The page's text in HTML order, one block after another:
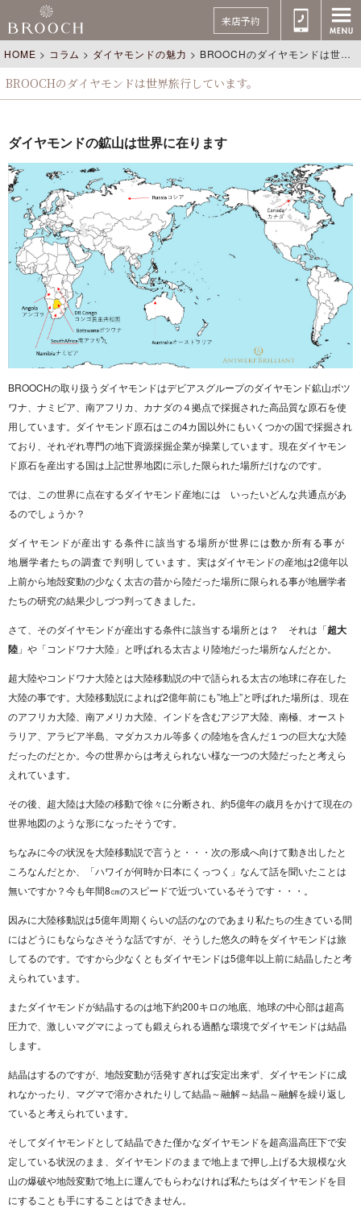
来店予約
HOME > コラム > ダイヤモンドの魅力 > BROOCHのダイヤモンドは世界旅行しています。
BROOCHのダイヤモンドは世界旅行しています。
ダイヤモンドの鉱山は世界に在ります
BROOCHの取り扱うダイヤモンドはデビアスグループのダイヤモンド鉱山ボツ
ワナ、ナミビア、南アフリカ、カナダの４拠点で採掘された高品質な原石を使
用しています。ダイヤモンド原石はこの4カ国以外にもいくつかの国で採掘され
ており、それぞれ専門の地下資源採掘企業が操業しています。現在ダイヤモン
ド原石を産出する国は上記世界地図に示した限られた場所だけなのです。
では、この世界に点在するダイヤモンド産地には いったいどんな共通点があ
るのでしょうか？
ダイヤモンドが産出する条件に該当する場所が世界には数か所有る事が
地層学者たちの調査で判明しています。 実はダイヤモンドの産地は2億年以
上前から地殻変動の少なく太古の昔から陸だった場所に限られる事が地層学者
たちの研究の結果少しづつ判ってきました。
さて、そのダイヤモンドが産出する条件に該当する場所とは？ それは「超大
陸 」や「コンドワナ大陸」と呼ばれる太古より陸地だった場所なんだとか。
超大陸やコンドワナ大陸とは大陸移動説の中で語られる太古の地球に存在した
大陸の事です。大陸移動説によれば2億年前にも”地上”と呼ばれた場所は、現在
のアフリカ大陸、南アメリカ大陸、インドを含むアジア大陸、南極、オースト
ラリア、アラビア半島、マダカスカル等多くの陸地を含んだ１つの巨大な大陸
だったのだとか。今の世界からは考えられない様な一つの大陸だったと考えら
えれています。
その後、超大陸は大陸の移動で徐々に分断され、約5億年の歳月をかけて現在の
世界地図のような形になったそうです。
ちなみに今の状況を大陸移動説で言うと・・・次の形成へ向けて動き出したと
ころなんだとか、「ハワイが何時か日本にくっつく」なんて話を聞いたことは
無いですか？今も年間8㎝のスピードで近づいているそうです・・・。
因みに大陸移動説は5億年周期くらいの話のなのであまり私たちの生きている間
にはどうにもならなさそうな話ですが、そうした悠久の時をダイヤモンドは旅
してるのです。ですから少なくともダイヤモンドは5億年以上前に結晶したと考
えられています。
またダイヤモンドが結晶するのは地下約200キロの地底、地球の中心部は超高
圧力で、激しいマグマによっても鍛えられる過酷な環境でダイヤモンドは結晶
します。
結晶はするのですが、地殻変動が活発すぎれば安定出来ず、ダイヤモンドに成
れなかったり、マグマで溶かされたりして結晶～融解～結晶～融解を繰り返し
ていると考えられています。
そしてダイヤモンドとして結晶できた僅かなダイヤモンドを超高温高圧下で安
定している状況のまま、ダイヤモンドのままで地上まで押し上げる大規模な火
山の爆破や地殻変動で地上に運んでもらわなければ私たちはダイヤモンドを目
にすることも手にすることはできません。